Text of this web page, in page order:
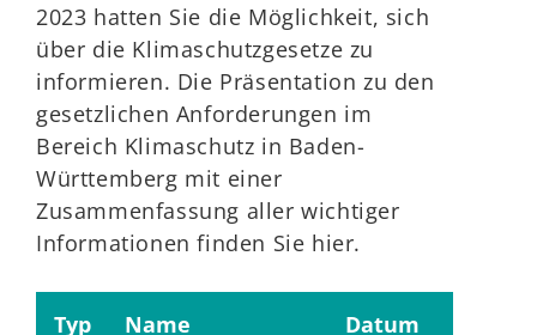
2023 hatten Sie die Möglichkeit, sich
über die Klimaschutzgesetze zu
informieren. Die Präsentation zu den
gesetzlichen Anforderungen im
Bereich Klimaschutz in Baden-
Württemberg mit einer
Zusammenfassung aller wichtiger
Informationen finden Sie hier.
Typ Name Datum